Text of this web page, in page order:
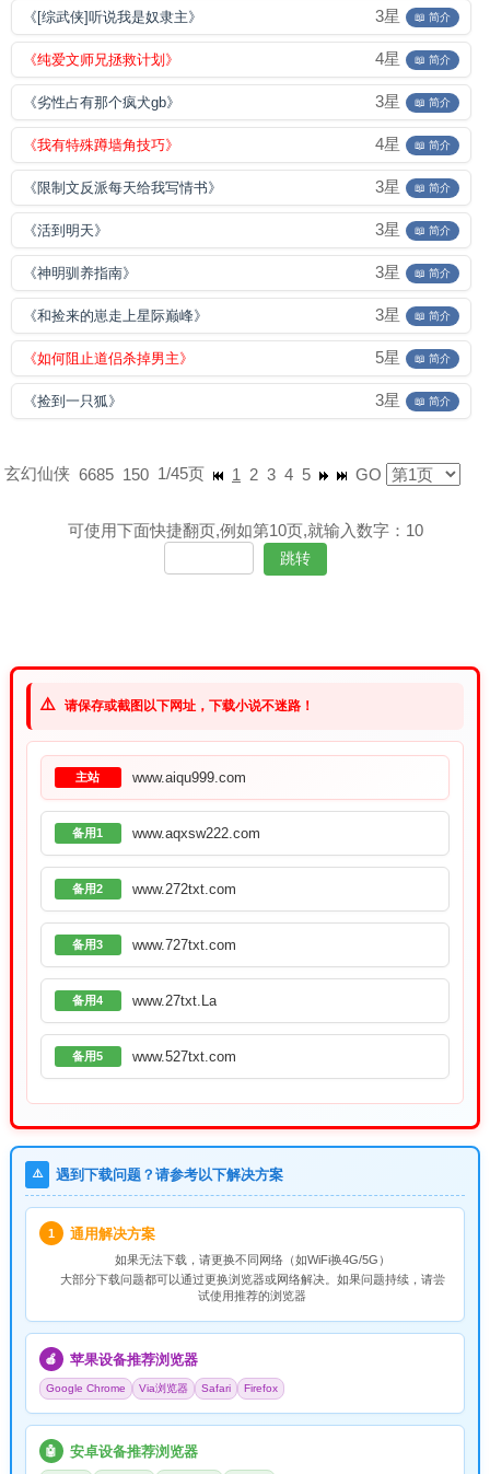
《[综武侠]听说我是奴隶主》 3星 📖 简介
《纯爱文师兄拯救计划》 4星 📖 简介
《劣性占有那个疯犬gb》 3星 📖 简介
《我有特殊蹲墙角技巧》 4星 📖 简介
《限制文反派每天给我写情书》 3星 📖 简介
《活到明天》 3星 📖 简介
《神明驯养指南》 3星 📖 简介
《和捡来的崽走上星际巅峰》 3星 📖 简介
《如何阻止道侣杀掉男主》 5星 📖 简介
《捡到一只狐》 3星 📖 简介
玄幻仙侠 6685 150 1/45页 1 2 3 4 5 GO
可使用下面快捷翻页,例如第10页,就输入数字：10
⚠️ 请保存或截图以下网址，下载小说不迷路！
主站 www.aiqu999.com
备用1 www.aqxsw222.com
备用2 www.272txt.com
备用3 www.727txt.com
备用4 www.27txt.La
备用5 www.527txt.com
⚠️ 遇到下载问题？请参考以下解决方案
1 通用解决方案
如果无法下载，请更换不同网络（如WiFi换4G/5G）
大部分下载问题都可以通过更换浏览器或网络解决。如果问题持续，请尝
试使用推荐的浏览器
🍎 苹果设备推荐浏览器
Google Chrome Via浏览器 Safari Firefox
🤖 安卓设备推荐浏览器